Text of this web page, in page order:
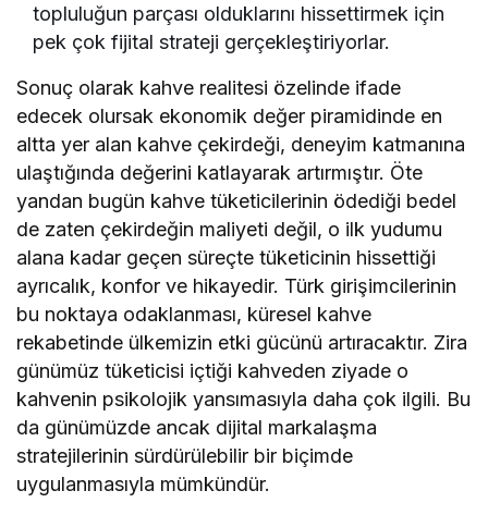
topluluğun parçası olduklarını hissettirmek için
pek çok fijital strateji gerçekleştiriyorlar.
Sonuç olarak kahve realitesi özelinde ifade
edecek olursak ekonomik değer piramidinde en
altta yer alan kahve çekirdeği, deneyim katmanına
ulaştığında değerini katlayarak artırmıştır. Öte
yandan bugün kahve tüketicilerinin ödediği bedel
de zaten çekirdeğin maliyeti değil, o ilk yudumu
alana kadar geçen süreçte tüketicinin hissettiği
ayrıcalık, konfor ve hikayedir. Türk girişimcilerinin
bu noktaya odaklanması, küresel kahve
rekabetinde ülkemizin etki gücünü artıracaktır. Zira
günümüz tüketicisi içtiği kahveden ziyade o
kahvenin psikolojik yansımasıyla daha çok ilgili. Bu
da günümüzde ancak dijital markalaşma
stratejilerinin sürdürülebilir bir biçimde
uygulanmasıyla mümkündür.